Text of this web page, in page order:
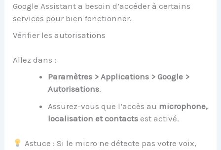
Google Assistant a besoin d’accéder à certains
services pour bien fonctionner.
Vérifier les autorisations
Allez dans :
Paramètres > Applications > Google >
Autorisations.
Assurez-vous que l’accès au microphone,
localisation et contacts est activé.
Astuce : Si le micro ne détecte pas votre voix,